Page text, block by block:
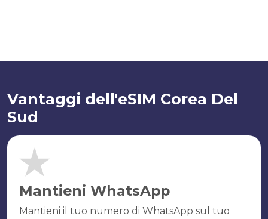
Vantaggi dell'eSIM Corea Del
Sud
Mantieni WhatsApp
Mantieni il tuo numero di WhatsApp sul tuo